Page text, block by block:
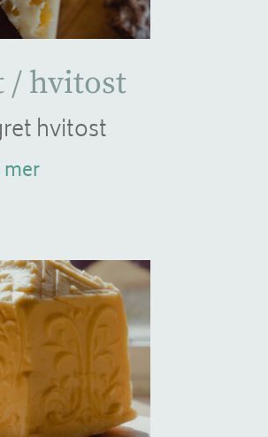
/ hvitost
hvitost
mer